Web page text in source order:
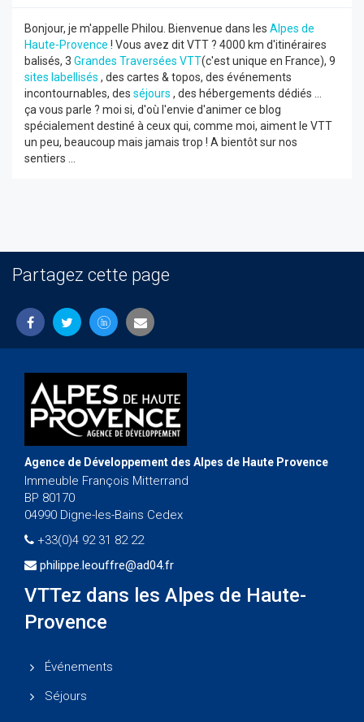
Bonjour, je m'appelle Philou. Bienvenue dans les Alpes de
Haute-Provence ! Vous avez dit VTT ? 4000 km d'itinéraires
balisés, 3 Grandes Traversées VTT(c'est unique en France), 9
sites labellisés , des cartes & topos, des événements
incontournables, des séjours , des hébergements dédiés ...
ça vous parle ? moi si, d'où l'envie d'animer ce blog
spécialement destiné à ceux qui, comme moi, aiment le VTT
un peu, beaucoup mais jamais trop ! A bientôt sur nos
sentiers ...
Partagez cette page
Agence de Développement des Alpes de Haute Provence
Immeuble François Mitterrand
BP 80170
04990 Digne-les-Bains Cedex
+33(0)4 92 31 82 22
philippe.leouffre@ad04.fr
VTTez dans les Alpes de Haute-
Provence
Événements
Séjours